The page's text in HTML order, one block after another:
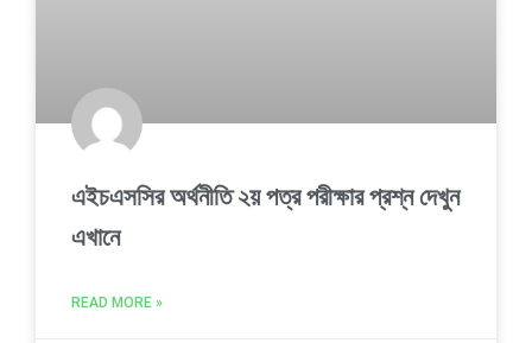
এইচএসসির অর্থনীতি ২য় পত্র পরীক্ষার প্রশ্ন দেখুন
এখানে
READ MORE »